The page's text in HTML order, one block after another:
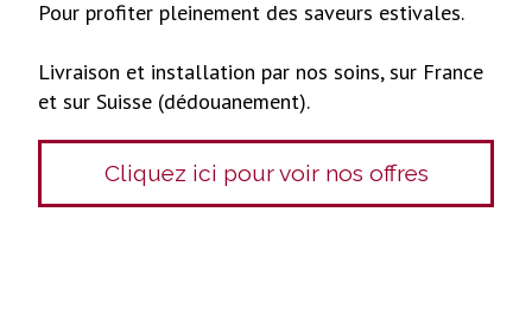
Pour profiter pleinement des saveurs estivales.
Livraison et installation par nos soins, sur France
et sur Suisse (dédouanement).
Cliquez ici pour voir nos offres